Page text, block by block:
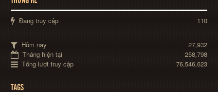
Đang truy cập 110
Hôm nay
27,932
Tháng hiện tại
258,798
Tổng lượt truy cập
76,546,623
TAGS